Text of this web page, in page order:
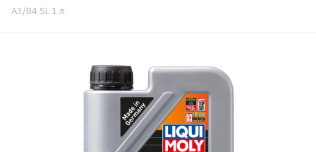
A3/B4 SL 1 л.